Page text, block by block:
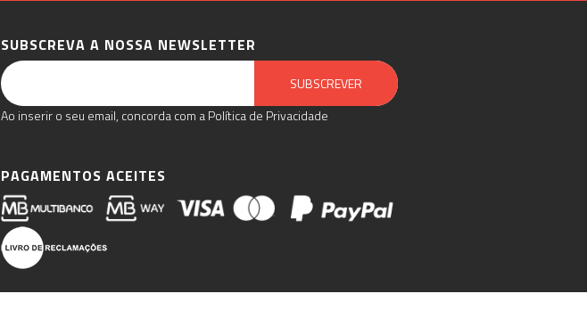
SUBSCREVA A NOSSA NEWSLETTER
SUBSCREVER
Email Marketing by E-goi
Ao inserir o seu email, concorda com a Política de Privacidade
PAGAMENTOS ACEITES